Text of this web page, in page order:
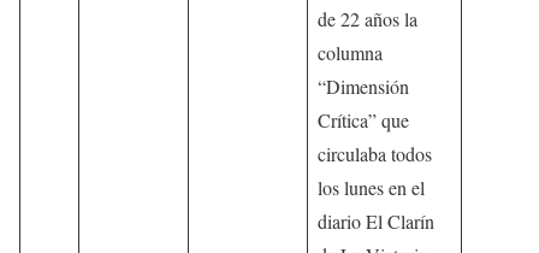
de 22 años la
columna
“Dimensión
Crítica” que
circulaba todos
los lunes en el
diario El Clarín